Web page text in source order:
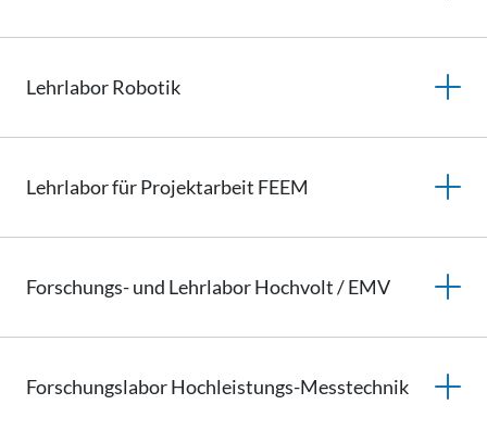
LehrlaborRobotik
Lehrlabor für Projektarbeit FEEM
Forschungs- und Lehrlabor Hochvolt / EMV
Forschungslabor Hochleistungs-Messtechnik